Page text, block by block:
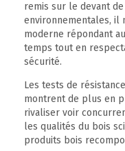
remis sur le devant
environnementales, il
moderne répondant
temps tout en
sécurité.
Les tests de
montrent de plus en
rivaliser voir
les qualités du bois
produits bois